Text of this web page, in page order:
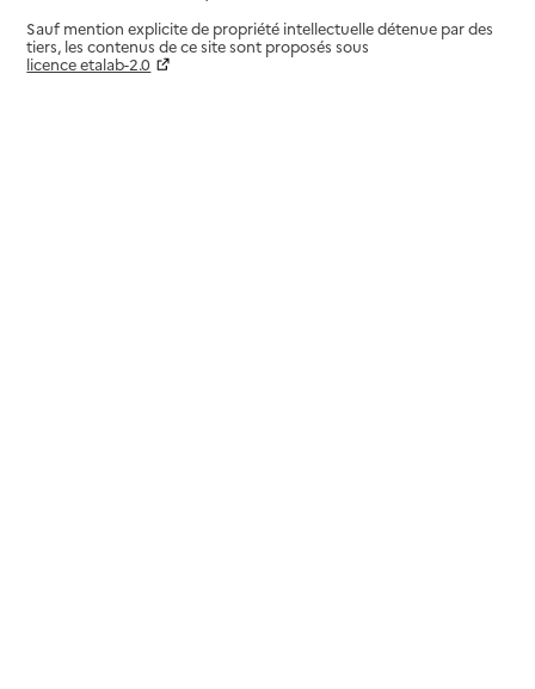
Sauf mention explicite de propriété intellectuelle détenue par des
tiers, les contenus de ce site sont proposés sous
licence etalab-2.0